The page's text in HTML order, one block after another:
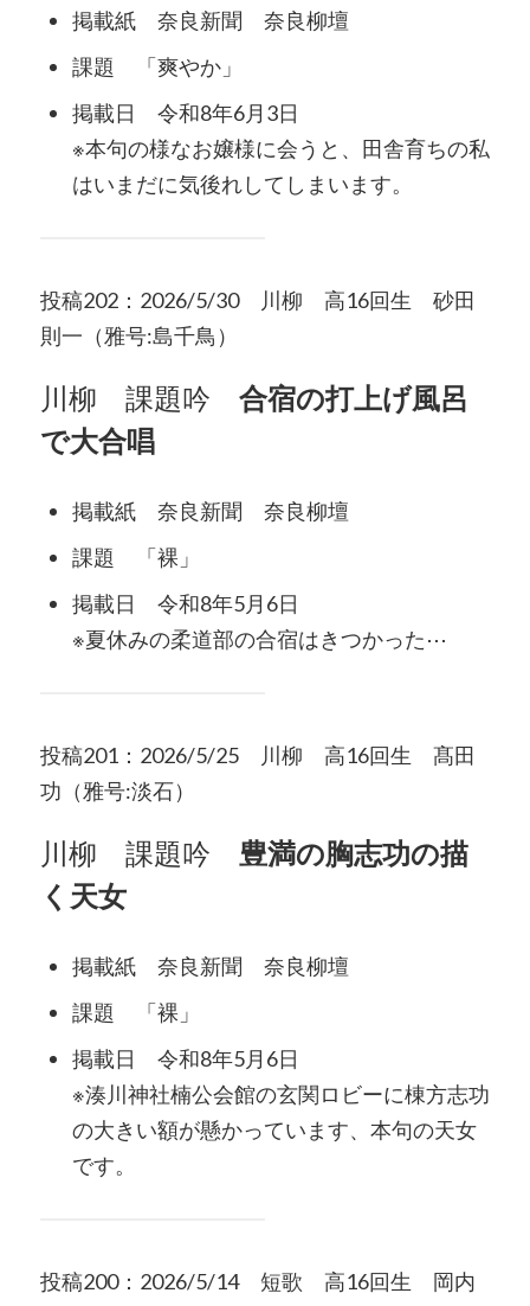
掲載紙 奈良新聞 奈良柳壇
課題 「爽やか」
掲載日 令和8年6月3日
※本句の様なお嬢様に会うと、田舎育ちの私
はいまだに気後れしてしまいます。
投稿202：2026/5/30 川柳 高16回生 砂田
則一（雅号:島千鳥）
川柳 課題吟 合宿の打上げ風呂
で大合唱
掲載紙 奈良新聞 奈良柳壇
課題 「裸」
掲載日 令和8年5月6日
※夏休みの柔道部の合宿はきつかった⋯
投稿201：2026/5/25 川柳 高16回生 髙田
功（雅号:淡石）
川柳 課題吟 豊満の胸志功の描
く天女
掲載紙 奈良新聞 奈良柳壇
課題 「裸」
掲載日 令和8年5月6日
※湊川神社楠公会館の玄関ロビーに棟方志功
の大きい額が懸かっています、本句の天女
です。
投稿200：2026/5/14 短歌 高16回生 岡内